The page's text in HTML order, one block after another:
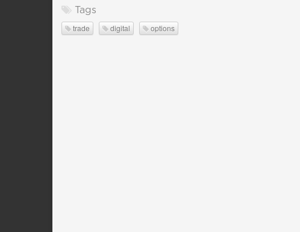
Tags
trade digital options